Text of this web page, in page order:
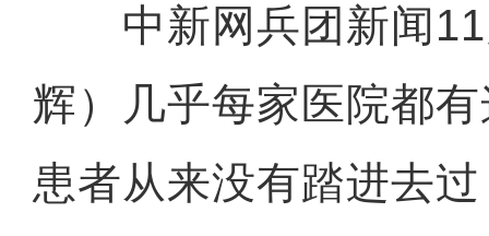
中新网兵团新闻11
辉）
几乎每家医院都
患者从来没有踏进去